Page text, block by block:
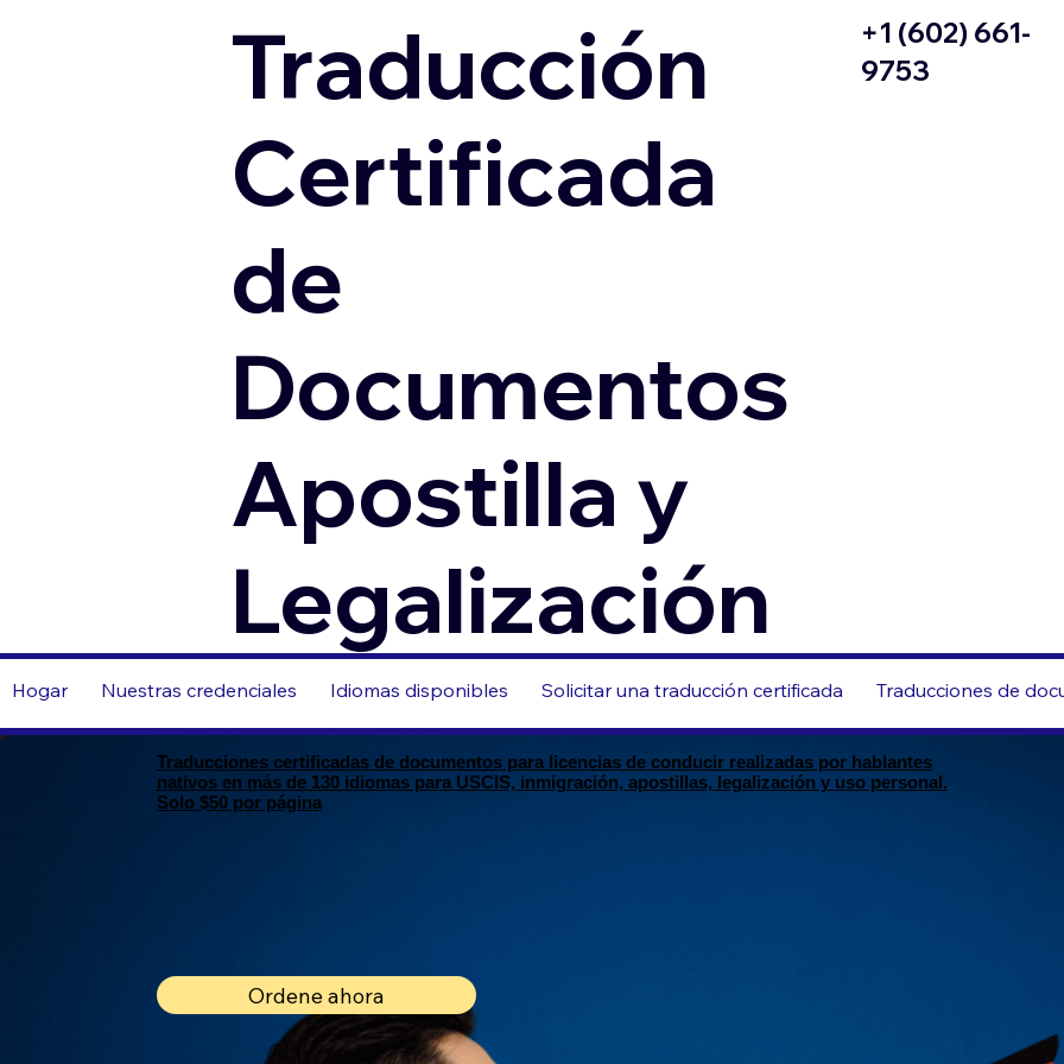
Traducción
Certificada
de
Documentos
Apostilla y
Legalización
+1 (602) 661-
9753
Hogar Nuestras credenciales Idiomas disponibles Solicitar una traducción certificada Traducciones de
Traducciones certificadas de documentos para licencias de conducir realizadas por hablantes
nativos en más de 130 idiomas para USCIS, inmigración, apostillas, legalización y uso personal.
Solo $50 por página
Ordene ahora